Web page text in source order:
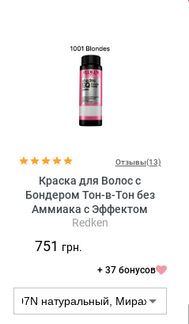
Отзывы(13)
Краска для Волос с
Бондером Тон-в-Тон без
Аммиака с Эффектом
Кондиционера (Оттенки
Gloss Bonder Inside All in One
Bonder + Hair Toner (1001
Redken
751 грн.
+ 37 бонусов